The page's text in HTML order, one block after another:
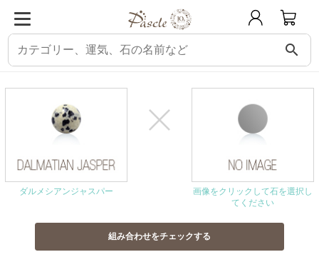
search
パスクル 組み合わせ・相性チェック ダルメシアンジャスパーと相性の良い石
ダルメシアンジャスパー
画像をクリックして石を選択し
てください